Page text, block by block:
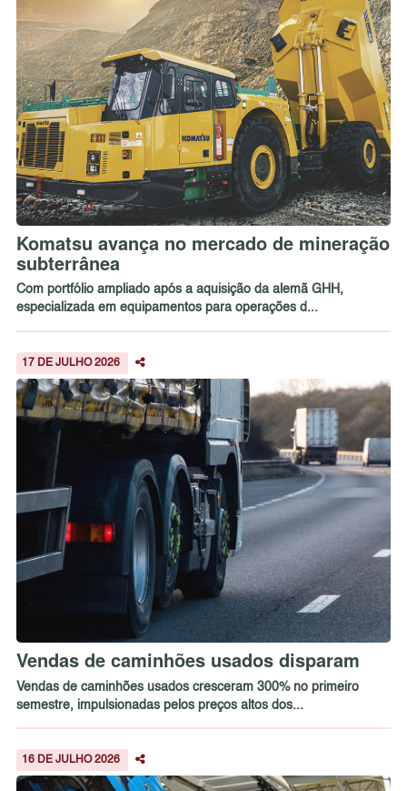
Komatsu avança no mercado de mineração
subterrânea
Com portfólio ampliado após a aquisição da alemã GHH,
especializada em equipamentos para operações d...
17 DE JULHO 2026
Vendas de caminhões usados disparam
Vendas de caminhões usados cresceram 300% no primeiro
semestre, impulsionadas pelos preços altos dos...
16 DE JULHO 2026